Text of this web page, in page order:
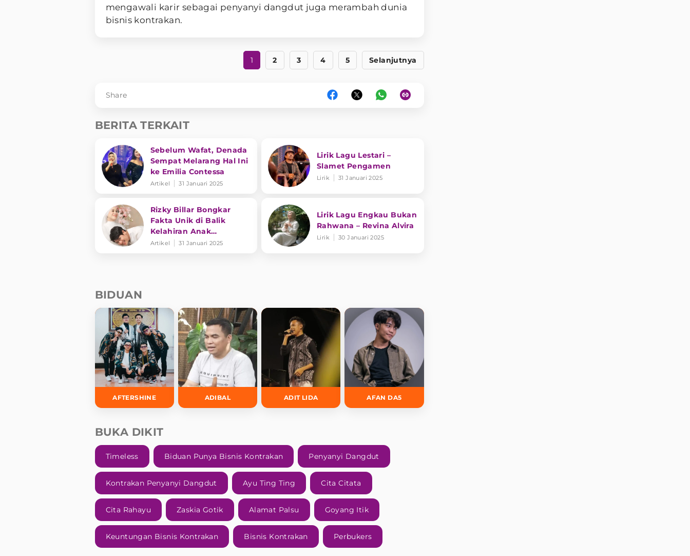
mengawali karir sebagai penyanyi dangdut juga merambah dunia
bisnis kontrakan.
1 2 3 4 5 Selanjutnya
Share
BERITA TERKAIT
Sebelum Wafat, Denada
Sempat Melarang Hal Ini
ke Emilia Contessa
Artikel 31 Januari 2025
Lirik Lagu Lestari –
Slamet Pengamen
Lirik 31 Januari 2025
Rizky Billar Bongkar
Fakta Unik di Balik
Kelahiran Anak
Keduanya
Artikel 31 Januari 2025
Lirik Lagu Engkau Bukan
Rahwana – Revina Alvira
Lirik 30 Januari 2025
BIDUAN
AFTERSHINE ADIBAL ADIT LIDA AFAN DA5
BUKA DIKIT
Timeless Biduan Punya Bisnis Kontrakan Penyanyi Dangdut
Kontrakan Penyanyi Dangdut Ayu Ting Ting Cita Citata
Cita Rahayu Zaskia Gotik Alamat Palsu Goyang Itik
Keuntungan Bisnis Kontrakan Bisnis Kontrakan Perbukers